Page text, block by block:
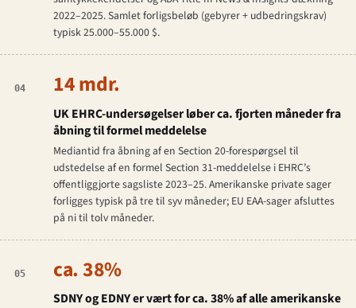
2022–2025. Samlet forligsbeløb (gebyrer + udbedringskrav)
typisk 25.000–55.000 $.
04 14 mdr.
UK EHRC-undersøgelser løber ca. fjorten måneder fra
åbning til formel meddelelse
Mediantid fra åbning af en Section 20-forespørgsel til
udstedelse af en formel Section 31-meddelelse i EHRC’s
offentliggjorte sagsliste 2023–25. Amerikanske private sager
forligges typisk på tre til syv måneder; EU EAA-sager afsluttes
på ni til tolv måneder.
05 ca. 38%
SDNY og EDNY er vært for ca. 38% af alle amerikanske